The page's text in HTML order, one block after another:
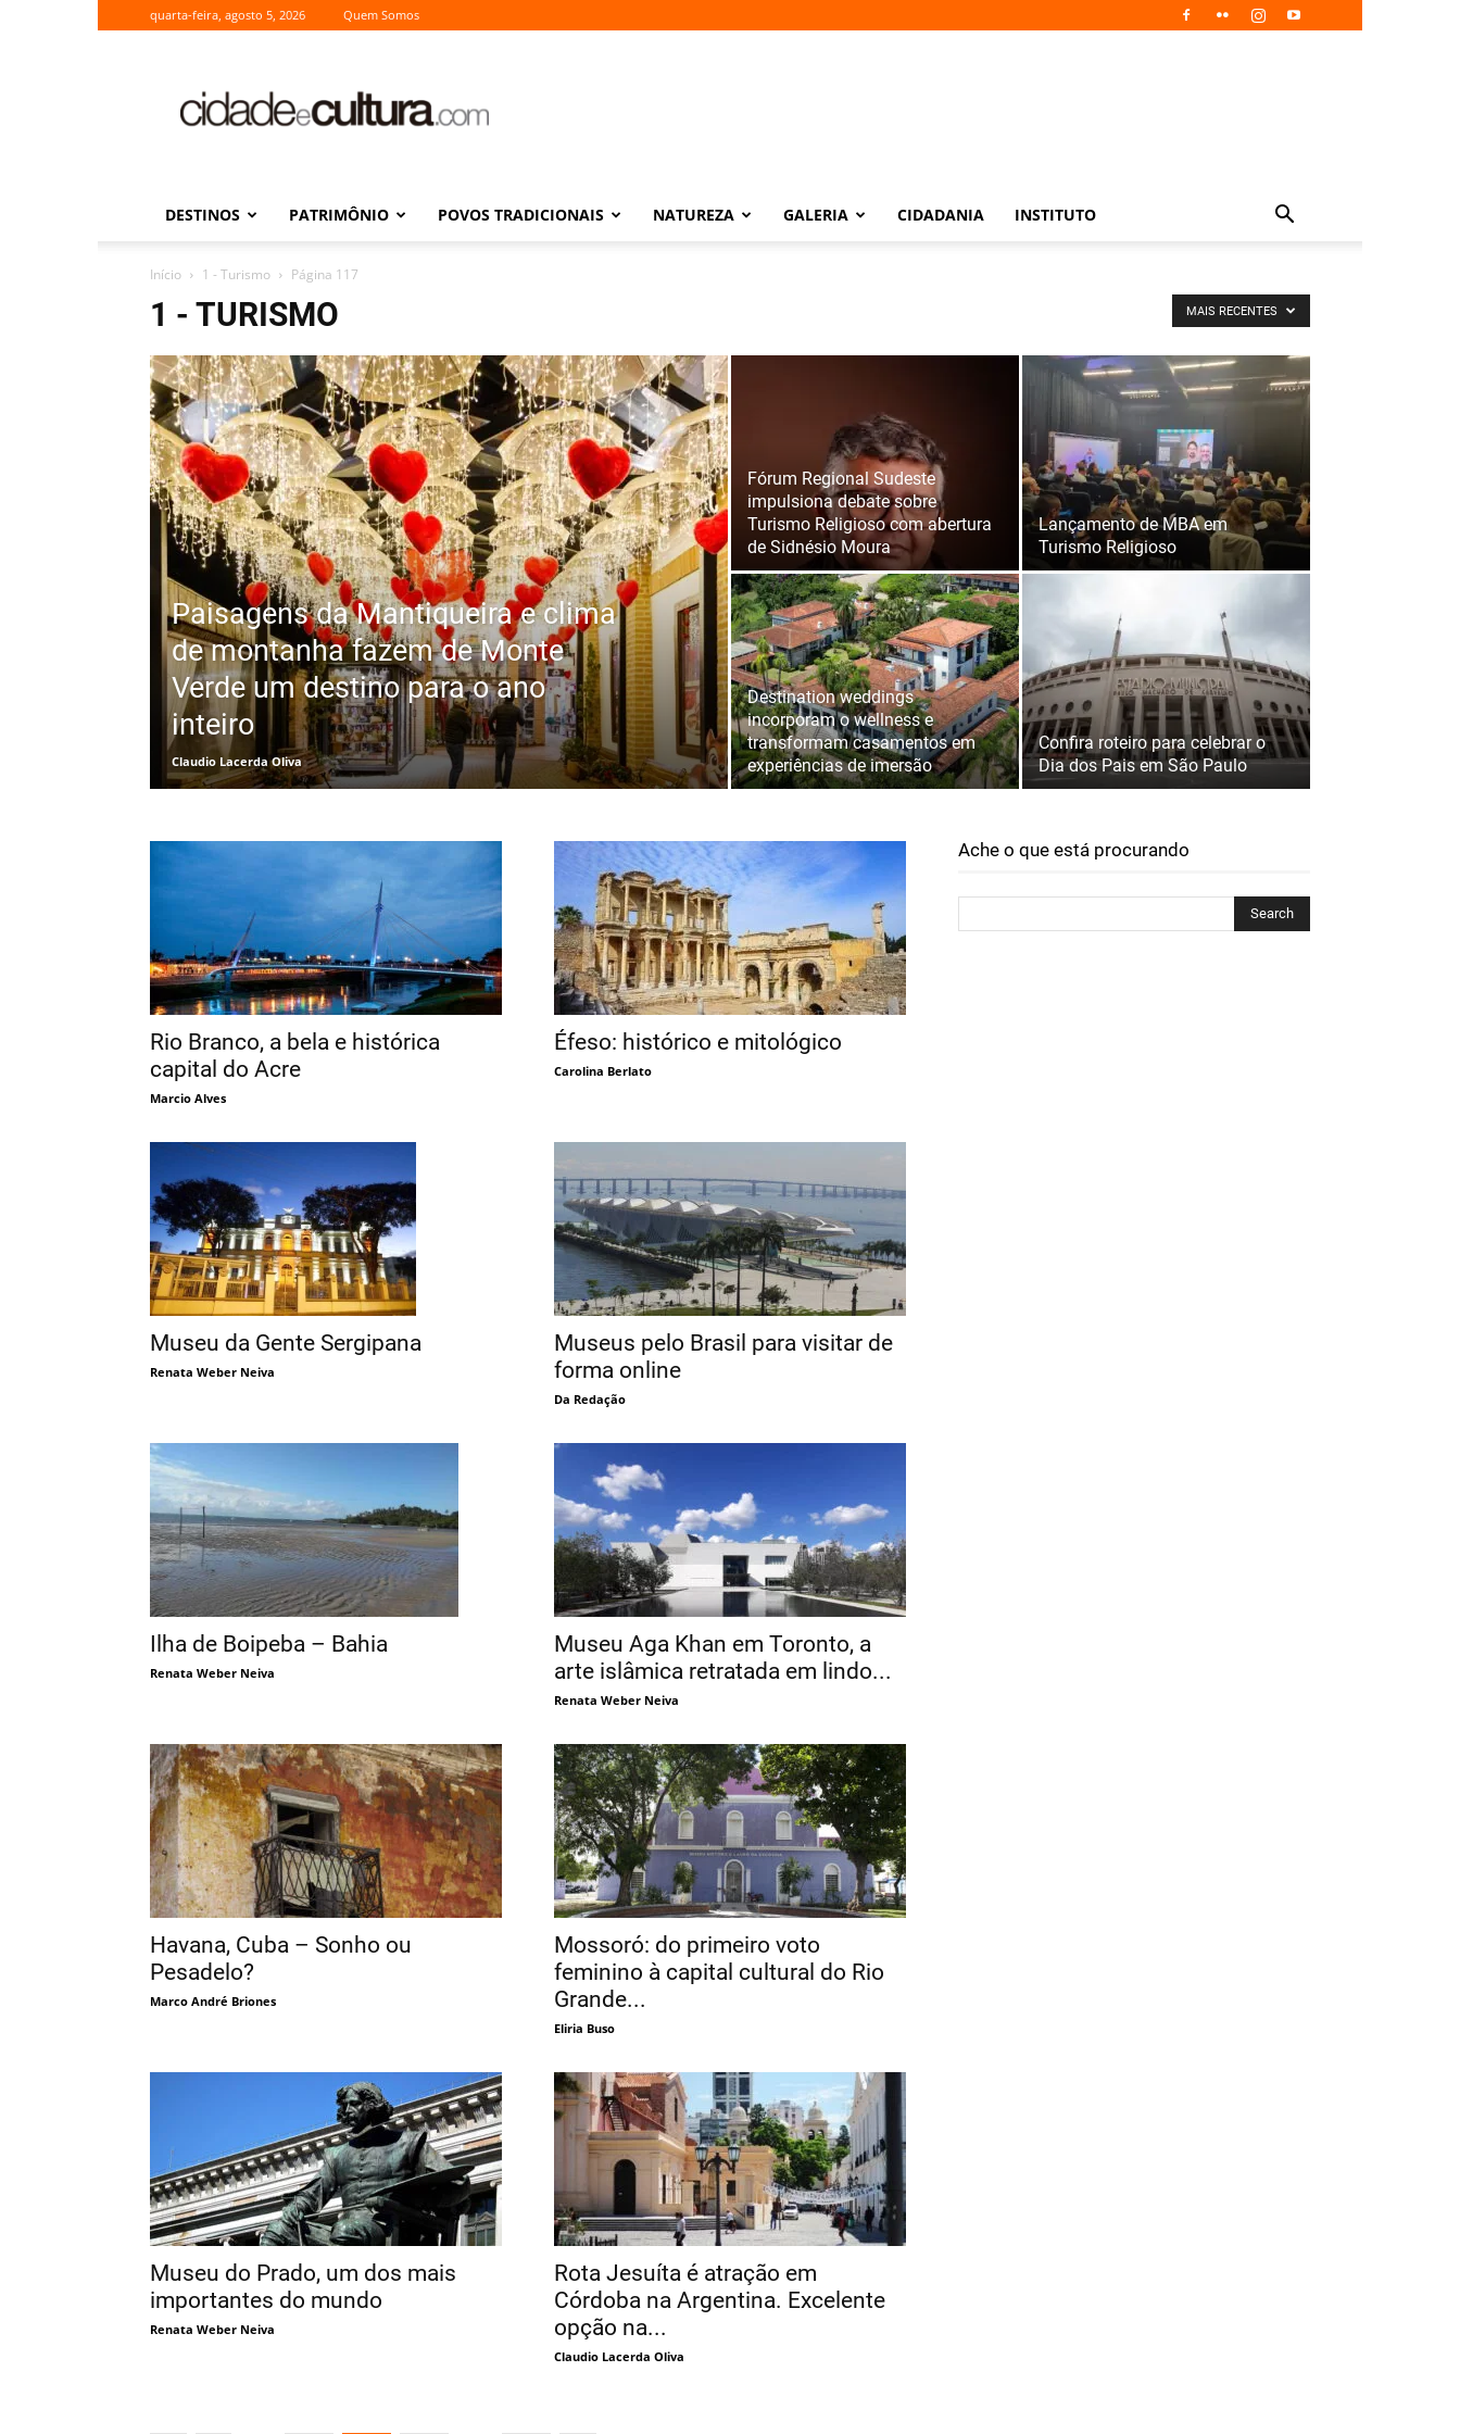
quarta-feira, agosto 5, 2026 Quem Somos
Cultura
DESTINOS PATRIMÔNIO POVOS TRADICIONAIS NATUREZA GALERIA CIDADANIA INSTITUTO
Início 1 - Turismo Página 117
1 - TURISMO MAIS RECENTES
Paisagens da Mantiqueira e clima
de montanha fazem de Monte
Verde um destino para o ano
inteiro
Claudio Lacerda Oliva
Fórum Regional Sudeste
impulsiona debate sobre
Turismo Religioso com abertura
de Sidnésio Moura
Lançamento de MBA em
Turismo Religioso
Destination weddings
incorporam o wellness e
transformam casamentos em
experiências de imersão
Confira roteiro para celebrar o
Dia dos Pais em São Paulo
Rio Branco, a bela e histórica
capital do Acre
Marcio Alves
Éfeso: histórico e mitológico
Carolina Berlato
Museu da Gente Sergipana
Renata Weber Neiva
Museus pelo Brasil para visitar de
forma online
Da Redação
Ilha de Boipeba – Bahia
Renata Weber Neiva
Museu Aga Khan em Toronto, a
arte islâmica retratada em lindo...
Renata Weber Neiva
Havana, Cuba – Sonho ou
Pesadelo?
Marco André Briones
Mossoró: do primeiro voto
feminino à capital cultural do Rio
Grande...
Eliria Buso
Museu do Prado, um dos mais
importantes do mundo
Renata Weber Neiva
Rota Jesuíta é atração em
Córdoba na Argentina. Excelente
opção na...
Claudio Lacerda Oliva
Ache o que está procurando